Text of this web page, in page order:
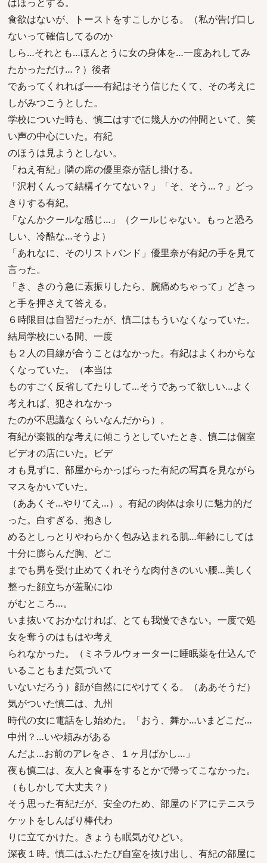
食欲はないが、トーストをすこしかじる。（私が告げ口し
ないって確信してるのか
しら…それとも…ほんとうに女の身体を…一度あれしてみ
たかっただけ…？）後者
であってくれれば――有紀はそう信じたくて、その考えに
しがみつこうとした。
学校についた時も、慎二はすでに幾人かの仲間といて、笑
い声の中心にいた。有紀
のほうは見ようとしない。
「ねえ有紀」隣の席の優里奈が話し掛ける。
「沢村くんって結構イケてない？」「そ、そう…？」どっ
きりする有紀。
「なんかクールな感じ…」（クールじゃない。もっと恐ろ
しい、冷酷な…そうよ）
「あれなに、そのリストバンド」優里奈が有紀の手を見て
言った。
「き、きのう急に素振りしたら、腕痛めちゃって」どきっ
と手を押さえて答える。
６時限目は自習だったが、慎二はもういなくなっていた。
結局学校にいる間、一度
も２人の目線が合うことはなかった。有紀はよくわからな
くなっていた。（本当は
ものすごく反省してたりして…そうであって欲しい…よく
考えれば、犯されなかっ
たのが不思議なくらいなんだから）。
有紀が楽観的な考えに傾こうとしていたとき、慎二は個室
ビデオの店にいた。ビデ
オも見ずに、部屋からかっぱらった有紀の写真を見ながら
マスをかいていた。
（ああくそ…やりてえ…）。有紀の肉体は余りに魅力的だ
った。白すぎる、抱きし
めるとしっとりやわらかく包み込まれる肌…年齢にしては
十分に膨らんだ胸、どこ
までも男を受け止めてくれそうな肉付きのいい腰…美しく
整った顔立ちが羞恥にゆ
がむところ…。
いま抜いておかなければ、とても我慢できない。一度で処
女を奪うのはもはや考え
られなかった。（ミネラルウォーターに睡眠薬を仕込んで
いることもまだ気づいて
いないだろう）顔が自然ににやけてくる。（ああそうだ）
気がついた慎二は、九州
時代の女に電話をし始めた。「おう、舞か…いまどこだ…
中州？…いや頼みがある
んだよ…お前のアレをさ、１ヶ月ばかし…」
夜も慎二は、友人と食事をするとかで帰ってこなかった。
（もしかして大丈夫？）
そう思った有紀だが、安全のため、部屋のドアにテニスラ
ケットをしんばり棒代わ
りに立てかけた。きょうも眠気がひどい。
深夜１時。慎二はふたたび自室を抜け出し、有紀の部屋に